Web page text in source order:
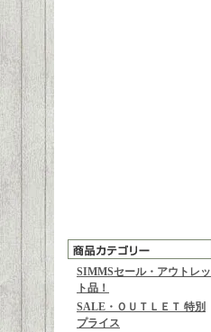
SIMMSセール・アウトレッ
ト品！
SALE・ＯＵＴＬＥＴ 特別
プライス